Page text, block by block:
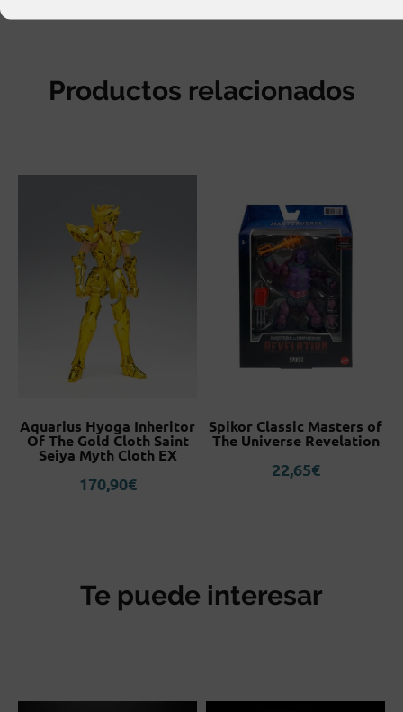
Productos relacionados
Aquarius Hyoga Inheritor
Of The Gold Cloth Saint
Seiya Myth Cloth EX
170,90€
Spikor Classic Masters of
The Universe Revelation
22,65€
Te puede interesar